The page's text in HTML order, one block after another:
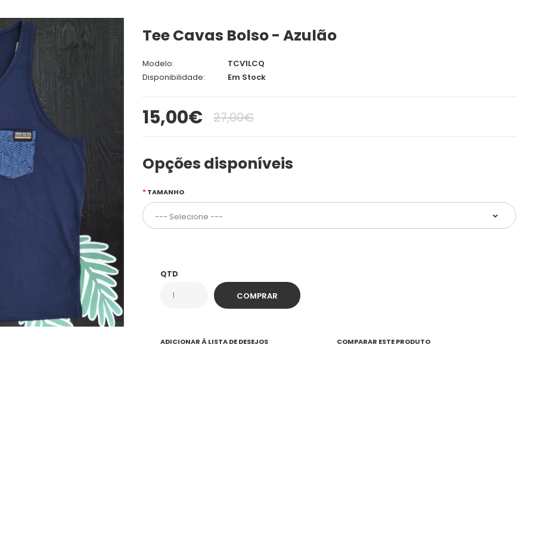
Tee Cavas Bolso - Azulão
Modelo:
TCV1LCQ
Disponibilidade:
Em Stock
15,00€ 27,00€
Opções disponíveis
TAMANHO
QTD
ADICIONAR À LISTA DE DESEJOS COMPARAR ESTE PRODUTO